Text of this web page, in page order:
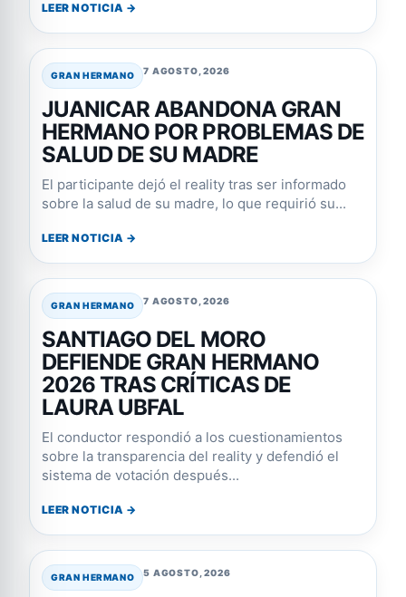
LEER NOTICIA →
GRAN HERMANO 7 AGOSTO, 2026
JUANICAR ABANDONA GRAN
HERMANO POR PROBLEMAS DE
SALUD DE SU MADRE
El participante dejó el reality tras ser informado
sobre la salud de su madre, lo que requirió su...
LEER NOTICIA →
GRAN HERMANO 7 AGOSTO, 2026
SANTIAGO DEL MORO
DEFIENDE GRAN HERMANO
2026 TRAS CRÍTICAS DE
LAURA UBFAL
El conductor respondió a los cuestionamientos
sobre la transparencia del reality y defendió el
sistema de votación después...
LEER NOTICIA →
GRAN HERMANO 5 AGOSTO, 2026